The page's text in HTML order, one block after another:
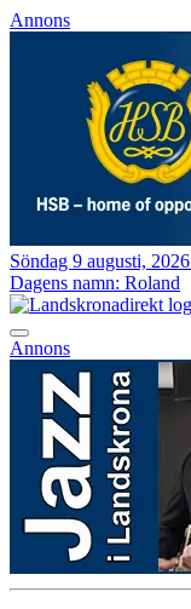
Annons
Söndag 9 augusti, 2026
Dagens namn: Roland
Annons